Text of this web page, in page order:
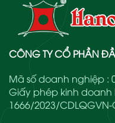
CÔNG TY CỔ PHẦN
Mã số doanh nghiệp :
Giấy phép kinh doanh
1666/2023/CDLQGVN-